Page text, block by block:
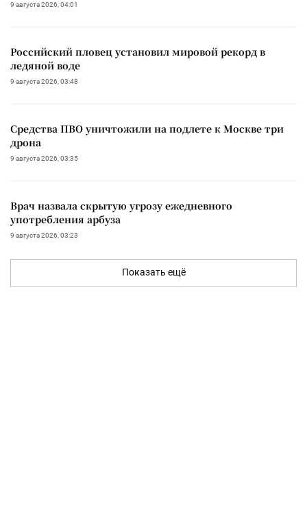
9 августа 2026, 04:01
Российский пловец установил мировой рекорд в
ледяной воде
9 августа 2026, 03:48
Средства ПВО уничтожили на подлете к Москве три
дрона
9 августа 2026, 03:35
Врач назвала скрытую угрозу ежедневного
употребления арбуза
9 августа 2026, 03:23
Показать ещё